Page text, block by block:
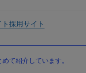
採用サイト
て紹介しています。